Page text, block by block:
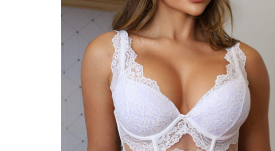
CONJUNTOS
CORPETES, ESPARTILHOS E CORSELETS
SUTIÃS